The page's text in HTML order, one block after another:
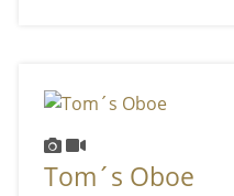
Tom´s Oboe